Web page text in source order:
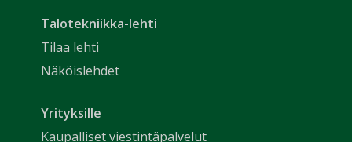
Talotekniikka-lehti
Tilaa lehti
Näköislehdet
Yrityksille
Kaupalliset viestintäpalvelut